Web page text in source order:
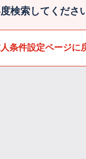
検索してくださ
条件設定ページに